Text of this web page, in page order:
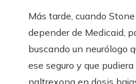
Más tarde, cuando
depender de Medicaid,
buscando un neurólogo
ese seguro y que